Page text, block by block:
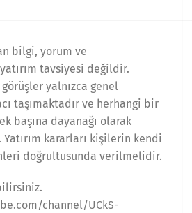
bilgi, yorum ve
tavsiyesi değildir.
yalnızca genel
taşımaktadır ve herhangi bir
başına dayanağı olarak
Yatırım kararları kişilerin kendi
doğrultusunda verilmelidir.
channel/UCkS-